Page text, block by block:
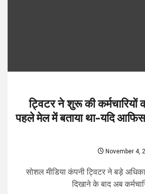
ट्विटर ने शुरू की कर्मचारियों
पहले मेल में बताया था-यदि आफिस
November 4,
सोशल मीडिया कंपनी ट्विटर ने बड़े
दिखाने के बाद अब